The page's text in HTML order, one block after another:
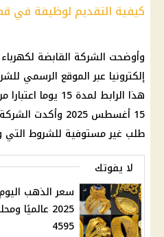
كيفية التقديم لوظيفة في
وأوضحت الشركة القابضة
إلكترونيا عبر الموقع الرسمي
هذا الرابط لمدة
15 أغسطس 2025
طلب غير مستوفية للشروط التي
لا يفوتك
4595